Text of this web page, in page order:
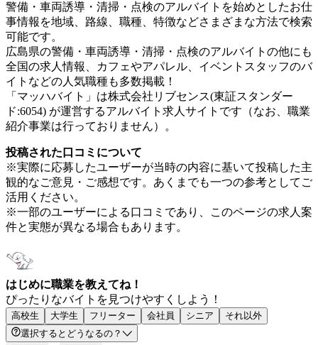
警備・車両誘導・清掃・点検のアルバイトを始めとしたお仕
事情報を地域、路線、職種、特徴などさまざまな方法で検索
可能です。
広島県の警備・車両誘導・清掃・点検のアルバイトの他にも
全国の求人情報、カフェやアパレル、イベントスタッフのバ
イトなどの人気職種も多数掲載！
「マッハバイト」は株式会社リブセンス(東証スタンダー
ド:6054) が運営するアルバイト求人サイトです（なお、職業
紹介事業は行っておりません）。
投稿された口コミについて
※実際に応募したユーザーが当時の内容に基いて投稿した主
観的なご意見・ご感想です。あくまでも一つの参考としてご
活用ください。
※一部のユーザーによる口コミであり、このページの求人案
件と実態が異なる場合もあります。
はじめに職業を教えてね！
ぴったりなバイトを見つけやすくしよう！
高校生 大学生 フリーター 会社員 シニア
それ以外
選択するとどうなるの？